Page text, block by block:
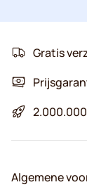
Gratis
Algemene